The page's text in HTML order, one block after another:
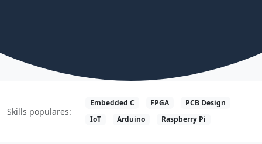
Skills populares:
Embedded C FPGA
PCB Design
IoT
Arduino Raspberry Pi